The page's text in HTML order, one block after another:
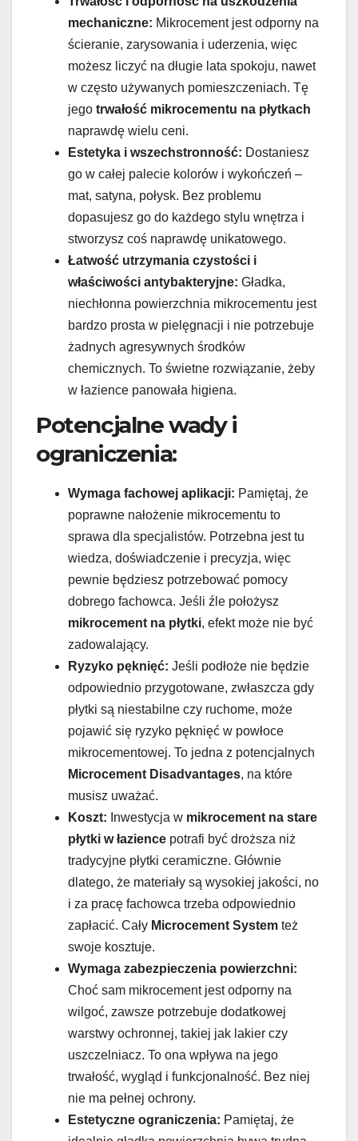
mechaniczne: Mikrocement jest odporny na
ścieranie, zarysowania i uderzenia, więc
możesz liczyć na długie lata spokoju, nawet
w często używanych pomieszczeniach. Tę
jego trwałość mikrocementu na płytkach
naprawdę wielu ceni.
Estetyka i wszechstronność: Dostaniesz
go w całej palecie kolorów i wykończeń –
mat, satyna, połysk. Bez problemu
dopasujesz go do każdego stylu wnętrza i
stworzysz coś naprawdę unikatowego.
Łatwość utrzymania czystości i
właściwości antybakteryjne: Gładka,
niechłonna powierzchnia mikrocementu jest
bardzo prosta w pielęgnacji i nie potrzebuje
żadnych agresywnych środków
chemicznych. To świetne rozwiązanie, żeby
w łazience panowała higiena.
Potencjalne wady i
ograniczenia:
Wymaga fachowej aplikacji: Pamiętaj, że
poprawne nałożenie mikrocementu to
sprawa dla specjalistów. Potrzebna jest tu
wiedza, doświadczenie i precyzja, więc
pewnie będziesz potrzebować pomocy
dobrego fachowca. Jeśli źle położysz
mikrocement na płytki, efekt może nie być
zadowalający.
Ryzyko pęknięć: Jeśli podłoże nie będzie
odpowiednio przygotowane, zwłaszcza gdy
płytki są niestabilne czy ruchome, może
pojawić się ryzyko pęknięć w powłoce
mikrocementowej. To jedna z potencjalnych
Microcement Disadvantages, na które
musisz uważać.
Koszt: Inwestycja w mikrocement na stare
płytki w łazience potrafi być droższa niż
tradycyjne płytki ceramiczne. Głównie
dlatego, że materiały są wysokiej jakości, no
i za pracę fachowca trzeba odpowiednio
zapłacić. Cały Microcement System też
swoje kosztuje.
Wymaga zabezpieczenia powierzchni:
Choć sam mikrocement jest odporny na
wilgoć, zawsze potrzebuje dodatkowej
warstwy ochronnej, takiej jak lakier czy
uszczelniacz. To ona wpływa na jego
trwałość, wygląd i funkcjonalność. Bez niej
nie ma pełnej ochrony.
Estetyczne ograniczenia: Pamiętaj, że